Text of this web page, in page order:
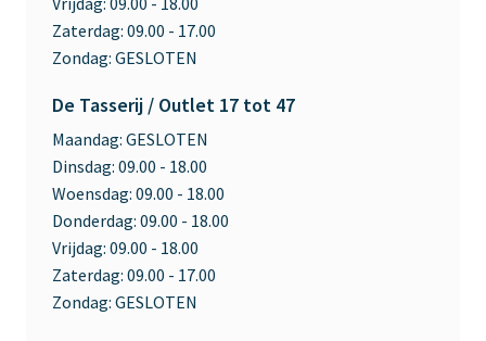
Zaterdag: 09.00 - 17.00
Zondag: GESLOTEN
De Tasserij / Outlet 17 tot 47
Maandag: GESLOTEN
Dinsdag: 09.00 - 18.00
Woensdag: 09.00 - 18.00
Donderdag: 09.00 - 18.00
Vrijdag: 09.00 - 18.00
Zaterdag: 09.00 - 17.00
Zondag: GESLOTEN